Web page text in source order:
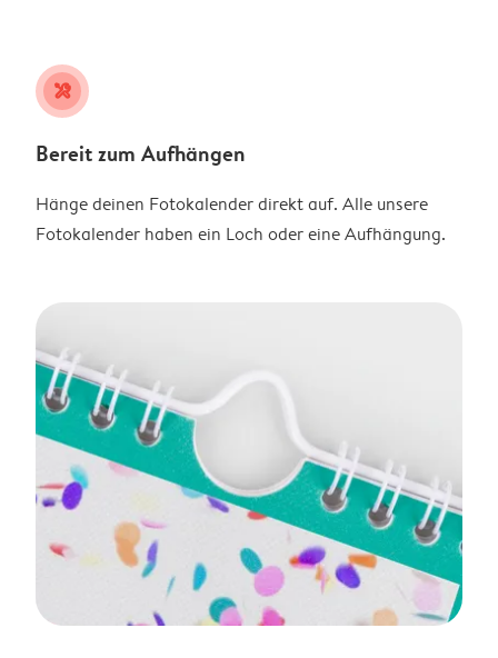
tools
Bereit zum Aufhängen
Hänge deinen Fotokalender direkt auf. Alle unsere
Fotokalender haben ein Loch oder eine Aufhängung.